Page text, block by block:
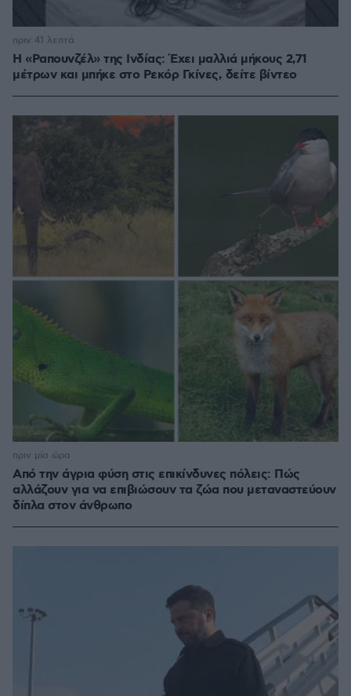
Η «Ραπουνζέλ» της Ινδίας: Έχει μαλλιά μήκους 2,71
μέτρων και μπήκε στο Ρεκόρ Γκίνες, δείτε βίντεο
πριν 41 λεπτά
Από την άγρια φύση στις επικίνδυνες πόλεις: Πώς
αλλάζουν για να επιβιώσουν τα ζώα που μεταναστεύουν
δίπλα στον άνθρωπο
πριν μία ώρα